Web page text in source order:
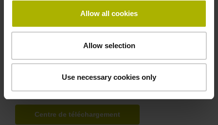
Allow all cookies
Allow selection
Use necessary cookies only
Base de fichiers
Documentation utilisateur
Logiciels
Centre de téléchargement